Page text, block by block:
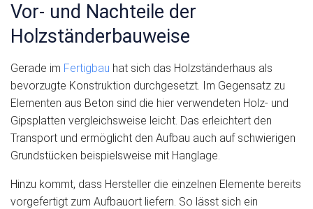
Vor- und Nachteile der
Holzständerbauweise
Gerade im Fertigbau hat sich das Holzständerhaus als
bevorzugte Konstruktion durchgesetzt. Im Gegensatz zu
Elementen aus Beton sind die hier verwendeten Holz- und
Gipsplatten vergleichsweise leicht. Das erleichtert den
Transport und ermöglicht den Aufbau auch auf schwierigen
Grundstücken beispielsweise mit Hanglage.
Hinzu kommt, dass Hersteller die einzelnen Elemente bereits
vorgefertigt zum Aufbauort liefern. So lässt sich ein